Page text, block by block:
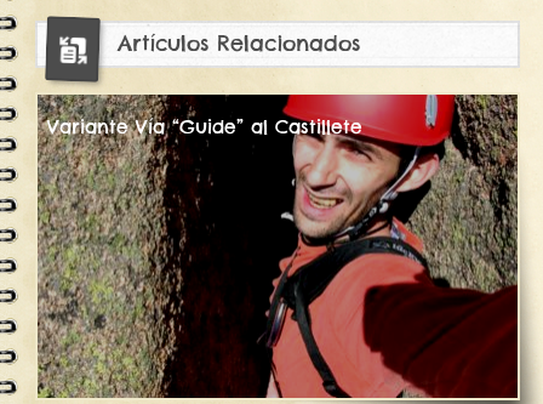
Artículos Relacionados
Variante Vía “Guide” al Castillete